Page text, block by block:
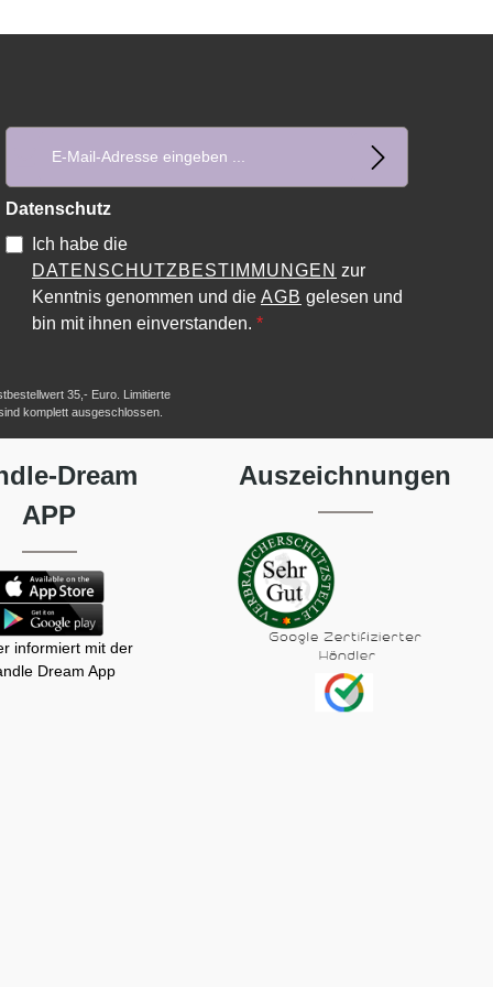
Datenschutz
Ich habe die
DATENSCHUTZBESTIMMUNGEN zur
Kenntnis genommen und die AGB gelesen und
bin mit ihnen einverstanden. *
35,- Euro. Limitierte
komplett ausgeschlossen.
Dream
APP
informiert mit der
Dream App
Auszeichnungen